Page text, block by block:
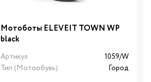
Мотоботы ELEVEIT TOWN WP
black
Артикул
1059/W
Тип (Мотообувь)
Город